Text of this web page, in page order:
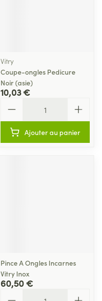
Vitry
Coupe-ongles Pedicure
Noir (asie)
10,03 €
Ajouter au panier
Pince A Ongles Incarnes
Vitry Inox
60,50 €